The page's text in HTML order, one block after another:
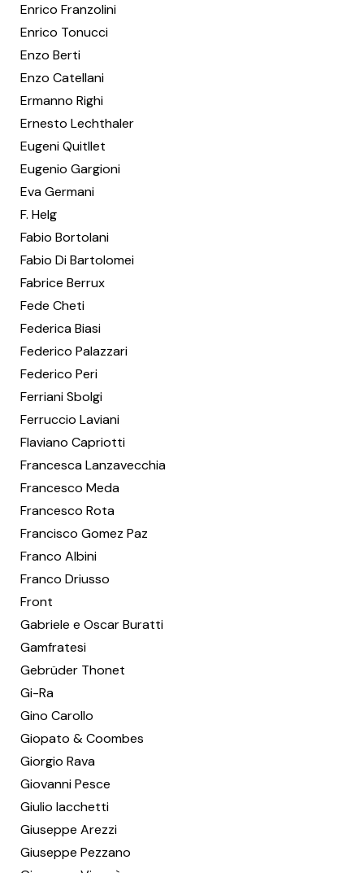
Enrico Franzolini
Enrico Tonucci
Enzo Berti
Enzo Catellani
Ermanno Righi
Ernesto Lechthaler
Eugeni Quitllet
Eugenio Gargioni
Eva Germani
F. Helg
Fabio Bortolani
Fabio Di Bartolomei
Fabrice Berrux
Fede Cheti
Federica Biasi
Federico Palazzari
Federico Peri
Ferriani Sbolgi
Ferruccio Laviani
Flaviano Capriotti
Francesca Lanzavecchia
Francesco Meda
Francesco Rota
Francisco Gomez Paz
Franco Albini
Franco Driusso
Front
Gabriele e Oscar Buratti
Gamfratesi
Gebrüder Thonet
Gi-Ra
Gino Carollo
Giopato & Coombes
Giorgio Rava
Giovanni Pesce
Giulio Iacchetti
Giuseppe Arezzi
Giuseppe Pezzano